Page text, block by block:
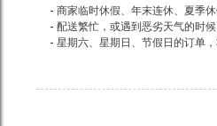
- 商家临时休假、年末连休、夏季休
- 配送繁忙，或遇到恶劣天气的时候
- 星期六、星期日、节假日的订单